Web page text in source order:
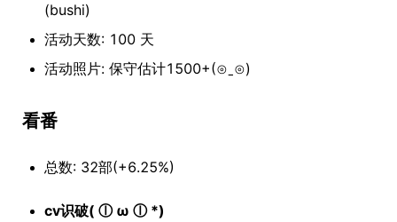
(bushi)
活动天数: 100 天
活动照片: 保守估计1500+(⊙ˍ⊙)
看番
总数: 32部(+6.25%)
cv识破( ⓛ ω ⓛ *)